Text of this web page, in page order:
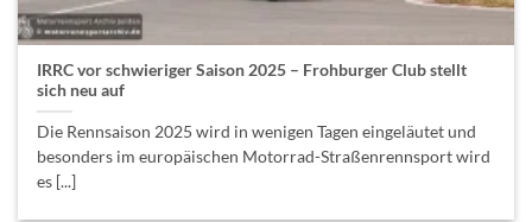
IRRC vor schwieriger Saison 2025 – Frohburger Club stellt
sich neu auf
Die Rennsaison 2025 wird in wenigen Tagen eingeläutet und
besonders im europäischen Motorrad-Straßenrennsport wird
es [...]